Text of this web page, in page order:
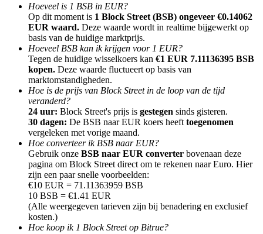
Doorverwijzing
Nodig een vriend uit om contante beloningen te ontvangen
Deposit CASHCAT & Win
Hoeveel is 1 BSB in EUR?
Op dit moment is 1 Block Street (BSB) ongeveer €0.14062
EUR waard. Deze waarde wordt in realtime bijgewerkt op
basis van de huidige marktprijs.
Hoeveel BSB kan ik krijgen voor 1 EUR?
Tegen de huidige wisselkoers kan €1 EUR 7.11136395 BSB
kopen. Deze waarde fluctueert op basis van
marktomstandigheden.
Hoe is de prijs van Block Street in de loop van de tijd
veranderd?
24 uur: Block Street's prijs is gestegen sinds gisteren.
30 dagen: De BSB naar EUR koers heeft toegenomen
vergeleken met vorige maand.
Hoe converteer ik BSB naar EUR?
Gebruik onze BSB naar EUR converter bovenaan deze
pagina om Block Street direct om te rekenen naar Euro. Hier
zijn een paar snelle voorbeelden:
€10 EUR = 71.11363959 BSB
10 BSB = €1.41 EUR
(Alle weergegeven tarieven zijn bij benadering en exclusief
kosten.)
Hoe koop ik 1 Block Street op Bitrue?